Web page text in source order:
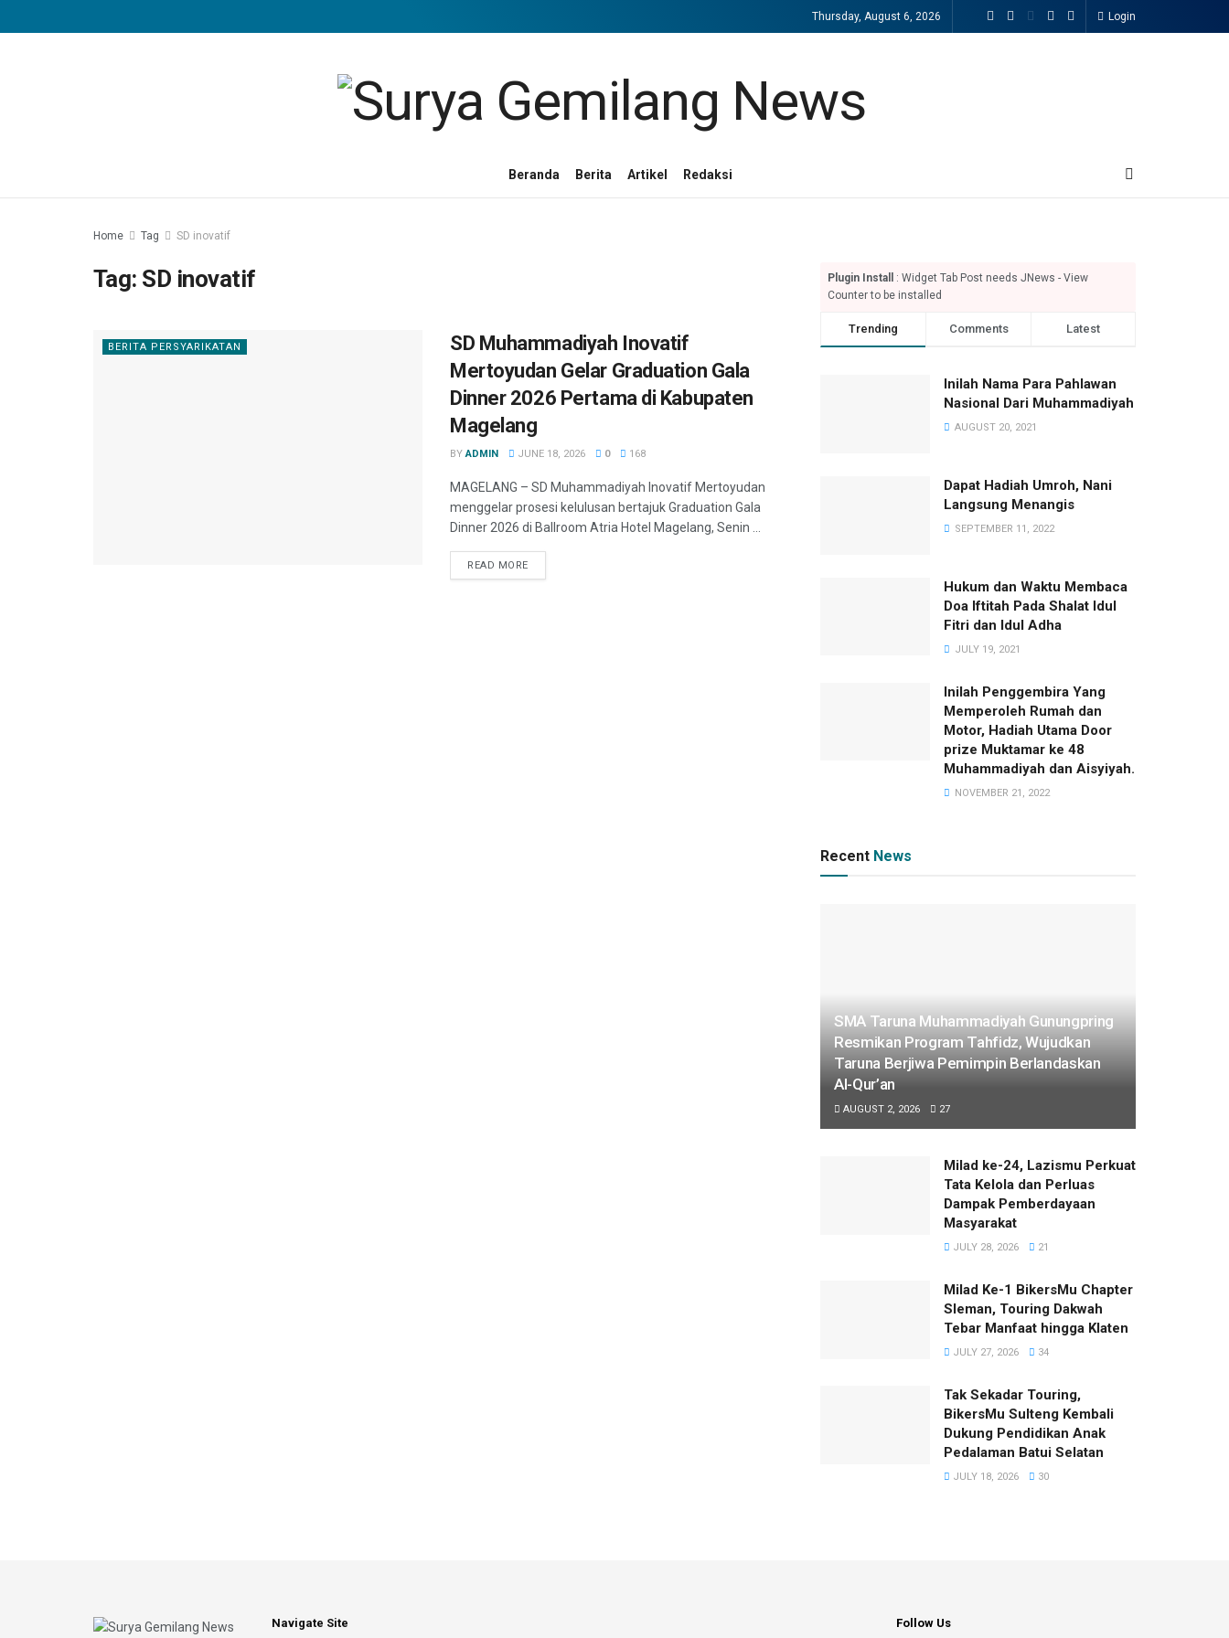
Thursday, August 6, 2026 Login
Beranda Berita Artikel Redaksi
Home Tag SD inovatif
Tag: SD inovatif
BERITA PERSYARIKATAN
SD Muhammadiyah Inovatif
Mertoyudan Gelar Graduation Gala
Dinner 2026 Pertama di Kabupaten
Magelang
BY ADMIN JUNE 18, 2026 0 168
MAGELANG – SD Muhammadiyah Inovatif Mertoyudan
menggelar prosesi kelulusan bertajuk Graduation Gala
Dinner 2026 di Ballroom Atria Hotel Magelang, Senin ...
READ MORE
Plugin Install
: Widget Tab Post needs JNews - View
Counter to be installed
Trending Comments Latest
Inilah Nama Para Pahlawan
Nasional Dari Muhammadiyah
AUGUST 20, 2021
Dapat Hadiah Umroh, Nani
Langsung Menangis
SEPTEMBER 11, 2022
Hukum dan Waktu Membaca
Doa Iftitah Pada Shalat Idul
Fitri dan Idul Adha
JULY 19, 2021
Inilah Penggembira Yang
Memperoleh Rumah dan
Motor, Hadiah Utama Door
prize Muktamar ke 48
Muhammadiyah dan Aisyiyah.
NOVEMBER 21, 2022
Recent News
SMA Taruna Muhammadiyah Gunungpring
Resmikan Program Tahfidz, Wujudkan
Taruna Berjiwa Pemimpin Berlandaskan
Al-Qur’an
AUGUST 2, 2026 27
Milad ke-24, Lazismu Perkuat
Tata Kelola dan Perluas
Dampak Pemberdayaan
Masyarakat
JULY 28, 2026 21
Milad Ke-1 BikersMu Chapter
Sleman, Touring Dakwah
Tebar Manfaat hingga Klaten
JULY 27, 2026 34
Tak Sekadar Touring,
BikersMu Sulteng Kembali
Dukung Pendidikan Anak
Pedalaman Batui Selatan
JULY 18, 2026 30
Navigate Site Follow Us